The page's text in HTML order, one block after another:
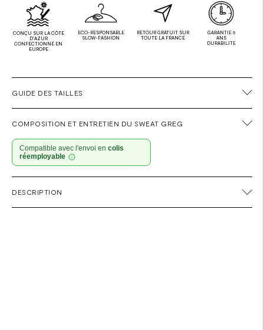
CONÇU SUR LA CÔTE
D'AZUR
CONFECTIONNÉ EN
EUROPE
ECO-RESPONSABLE
SLOW-FASHION
RETOUR GRATUIT SUR
TOUTE LA FRANCE
GARANTIE 5
ANS
DURABILITE
GUIDE DES TAILLES
COMPOSITION ET ENTRETIEN DU SWEAT GREG
Compatible avec l'envoi en colis
réemployable
un
produit
DESCRIPTION